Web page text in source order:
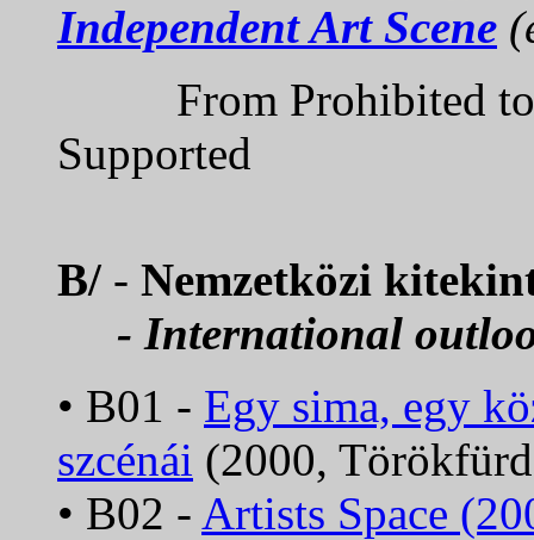
Independent Art Scene
From Prohibited to
Supported
B/ - Nemzetközi
- International
• B01 - Egy sima, egy
szcénái (2000,
• B02 - Artists Space